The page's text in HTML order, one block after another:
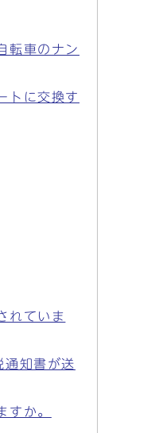
転車のナン
トに交換す
れていま
通知書が送
すか。